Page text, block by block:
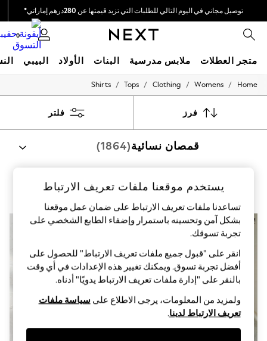
توصيل مجاني في اليوم التالي للطلبات التي تزيد قيمتها عن 280درهم إماراتي*
نحن نقوم بدفع جميع الرسوم 0
متجر العطلات ملابس مدرسية البنات الأولاد البيبي
HOLIDAY SHOP
Modest Holiday Outfits
Occasionwear
Girls' Travel Styles
Sunset Styles
Dresses
Occasionwear
Sets & Outfits
Linen Collection
Swimwear & Beachwear
Tops & T-Shirts
Sandals & Sliders
Jumpsuits & Playsuits
Shorts & Skirts
Sun Safe
Sun Hats & Caps
Sunglasses
Home
/
Womens
/
Clothing
/
Tops
/
Shirts
فرز فلتر
قمصان نسائية(1864)
مطبوع قطن عملي ملابس للعمل كاجوال
يستخدم موقعنا ملفات تعريف الارتباط
تساعدنا ملفات تعريف الارتباط على ضمان عمل موقعنا
بشكل آمن وتحسينه باستمرار وإضفاء الطابع الشخصي على
تجربة تسوقك.‏
انقر على "قبول جميع ملفات تعريف الارتباط" للحصول على
أفضل تجربة تسوق. ويمكنك تغيير هذه الإعدادات في أي وقت
بالنقر على "إدارة ملفات تعريف الارتباط يدويًا" أدناه.
ولمزيد من المعلومات، يرجى الاطلاع على سياسة ملفات
تعريف الارتباط لدينا.